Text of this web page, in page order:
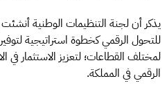
يذكر أن لجنة التنظيمات الوطنية
للتحول الرقمي كخطوة استراتيجية
لمختلف القطاعات؛ لتعزيز الاستثمار في
الرقمي في المملكة.